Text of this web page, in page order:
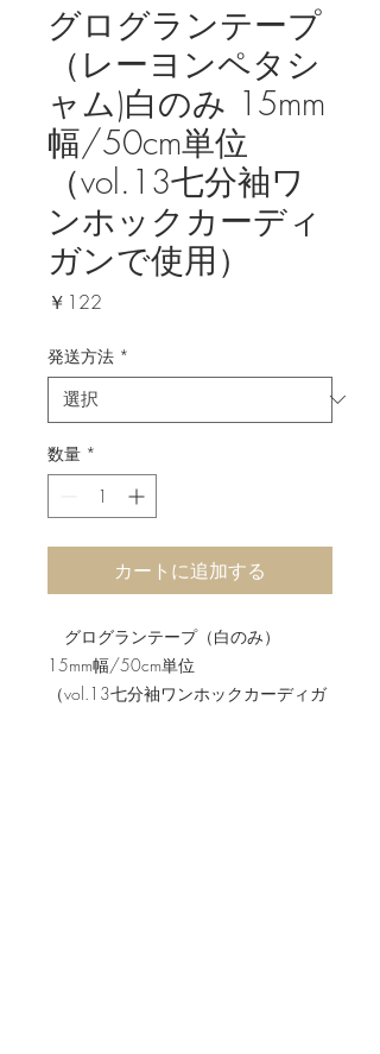
グログランテープ
（レーヨンペタシ
ャム)白のみ 15mm
幅/50cm単位
（vol.13七分袖ワ
ンホックカーディ
ガンで使用）
￥122
発送方法 *
数量 *
カートに追加する
グログランテープ（白のみ）
15mm幅/50cm単位
（vol.13七分袖ワンホックカーディガ